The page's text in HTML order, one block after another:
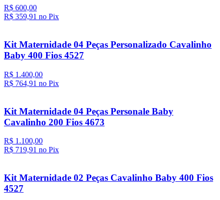
R$ 600,00
R$ 359,91 no Pix
Kit Maternidade 04 Peças Personalizado Cavalinho
Baby 400 Fios 4527
R$ 1.400,00
R$ 764,91 no Pix
Kit Maternidade 04 Peças Personale Baby
Cavalinho 200 Fios 4673
R$ 1.100,00
R$ 719,91 no Pix
Kit Maternidade 02 Peças Cavalinho Baby 400 Fios
4527